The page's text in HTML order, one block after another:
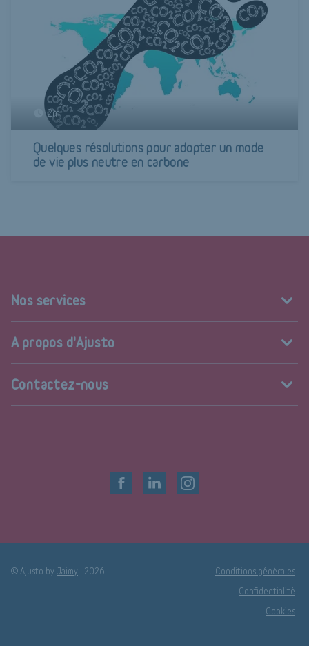
2m
Quelques résolutions pour adopter un mode
de vie plus neutre en carbone
Nos services
A propos d'Ajusto
Contactez-nous
© Ajusto by Jaimy 2026 Conditions générales
Confidentialité
Cookies